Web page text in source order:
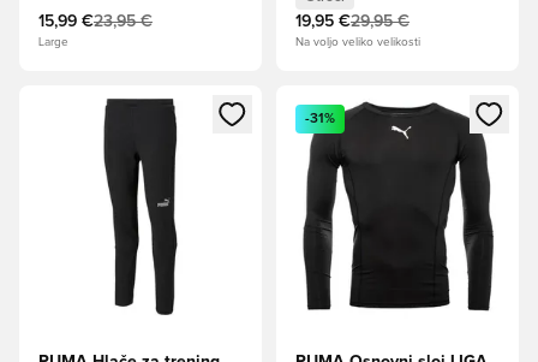
15,99 €23,95 €
Large
19,95 €29,95 €
Na voljo veliko velikosti
Odpre Modal za prijavo ali vpis kot članOdpre Modal za prijavo ali
-31%